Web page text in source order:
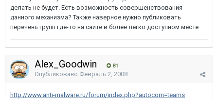
делать не будет. Есть возможность совершенствования
данного механизма? Также наверное нужно публиковать
перечень групп где-то на сайте в более легко доступном месте
Alex_Goodwin 81
Опубликовано Февраль 2, 2008
http://www.anti-malware.ru/forum/index.php?autocom=teams